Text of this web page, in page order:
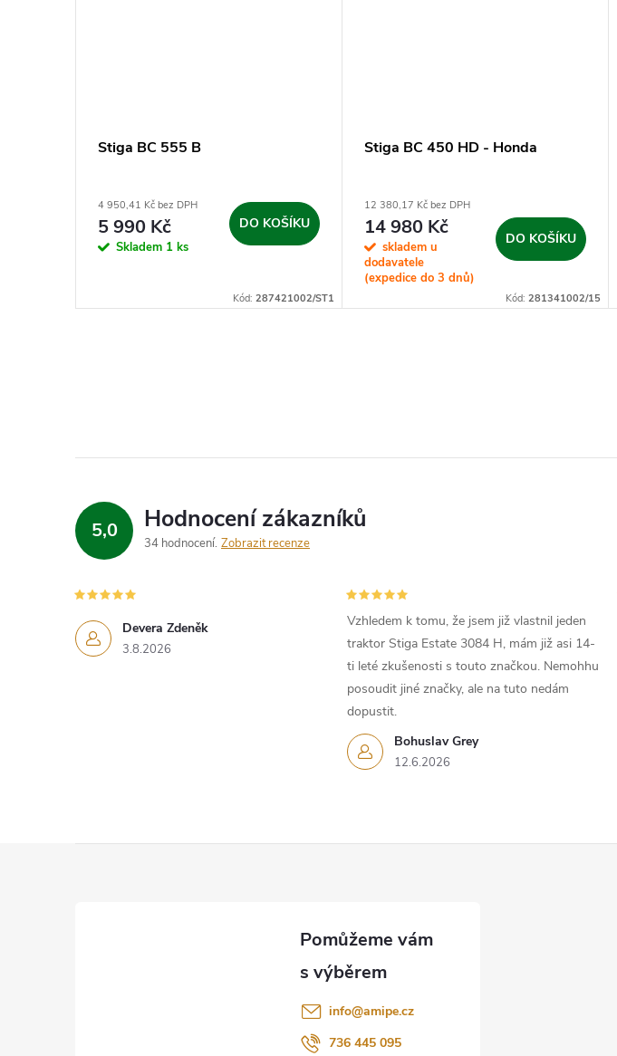
Stiga BC 555 B
4 950,41 Kč bez DPH
5 990 Kč
Skladem 1 ks
DO KOŠÍKU
Kód: 287421002/ST1
Stiga BC 450 HD - Honda
12 380,17 Kč bez DPH
14 980 Kč
skladem u
dodavatele
(expedice do 3 dnů)
DO KOŠÍKU
Kód: 281341002/15
5,0 Hodnocení zákazníků
34 hodnocení Zobrazit recenze
Devera Zdeněk
3.8.2026
Bohuslav Grey
12.6.2026
Vzhledem k tomu, že jsem již vlastnil jeden
traktor Stiga Estate 3084 H, mám již asi 14-
ti leté zkušenosti s touto značkou. Nemohhu
posoudit jiné značky, ale na tuto nedám
dopustit.
info@amipe.cz
736 445 095